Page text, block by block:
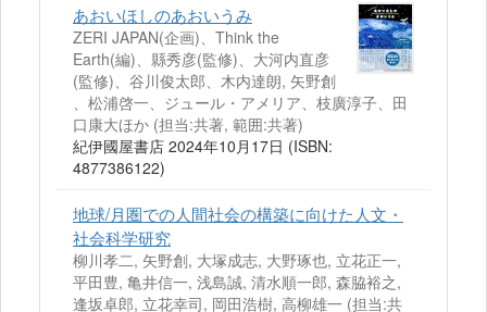
あおいほしのあおいうみ
ZERI JAPAN(企画)、Think the
Earth(編)、縣秀彦(監修)、大河内直彦
(監修)、谷川俊太郎、木内達朗, 矢野創
、松浦啓一、ジュール・アメリア、枝廣淳子、田
口康大ほか (担当:共著, 範囲:共著)
紀伊國屋書店 2024年10月17日 (ISBN:
4877386122)
地球/月圏での人間社会の構築に向けた人文・
社会科学研究
柳川孝二, 矢野創, 大塚成志, 大野琢也, 立花正一,
平田豊, 亀井信一, 浅島誠, 清水順一郎, 森脇裕之,
逢坂卓郎, 立花幸司, 岡田浩樹, 高柳雄一 (担当:共